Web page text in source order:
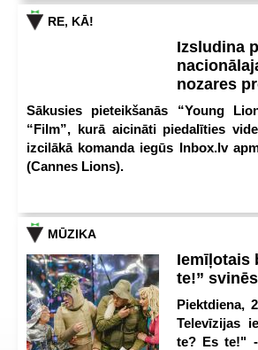
RE, KĀ!
Izsludina
nozares
Sākusies pieteikšanās “Young
“Film”, kurā aicināti piedalīties
izcilākā komanda iegūs Inbox.lv
(Cannes Lions).
MŪZIKA
Iemīļotais
te!”
Piektdiena,
Televīzijas
te? Es te!"